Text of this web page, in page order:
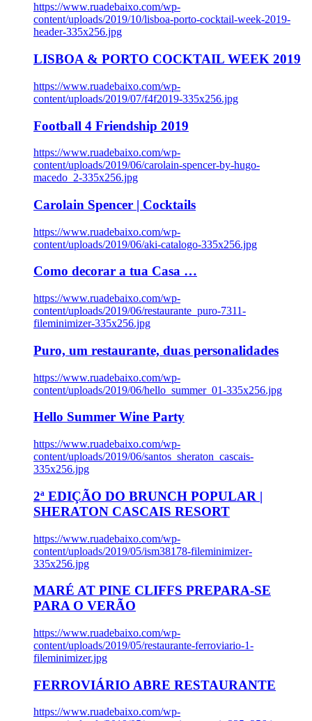
https://www.ruadebaixo.com/wp-
content/uploads/2019/10/lisboa-porto-cocktail-week-2019-
header-335x256.jpg
LISBOA & PORTO COCKTAIL WEEK 2019
https://www.ruadebaixo.com/wp-
content/uploads/2019/07/f4f2019-335x256.jpg
Football 4 Friendship 2019
https://www.ruadebaixo.com/wp-
content/uploads/2019/06/carolain-spencer-by-hugo-
macedo_2-335x256.jpg
Carolain Spencer | Cocktails
https://www.ruadebaixo.com/wp-
content/uploads/2019/06/aki-catalogo-335x256.jpg
Como decorar a tua Casa …
https://www.ruadebaixo.com/wp-
content/uploads/2019/06/restaurante_puro-7311-
fileminimizer-335x256.jpg
Puro, um restaurante, duas personalidades
https://www.ruadebaixo.com/wp-
content/uploads/2019/06/hello_summer_01-335x256.jpg
Hello Summer Wine Party
https://www.ruadebaixo.com/wp-
content/uploads/2019/06/santos_sheraton_cascais-
335x256.jpg
2ª EDIÇÃO DO BRUNCH POPULAR |
SHERATON CASCAIS RESORT
https://www.ruadebaixo.com/wp-
content/uploads/2019/05/ism38178-fileminimizer-
335x256.jpg
MARÉ AT PINE CLIFFS PREPARA-SE
PARA O VERÃO
https://www.ruadebaixo.com/wp-
content/uploads/2019/05/restaurante-ferroviario-1-
fileminimizer.jpg
FERROVIÁRIO ABRE RESTAURANTE
https://www.ruadebaixo.com/wp-